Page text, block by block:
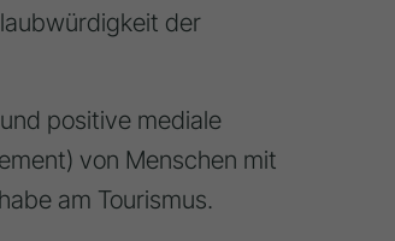
der
positive mediale
von Menschen mit
am Tourismus.